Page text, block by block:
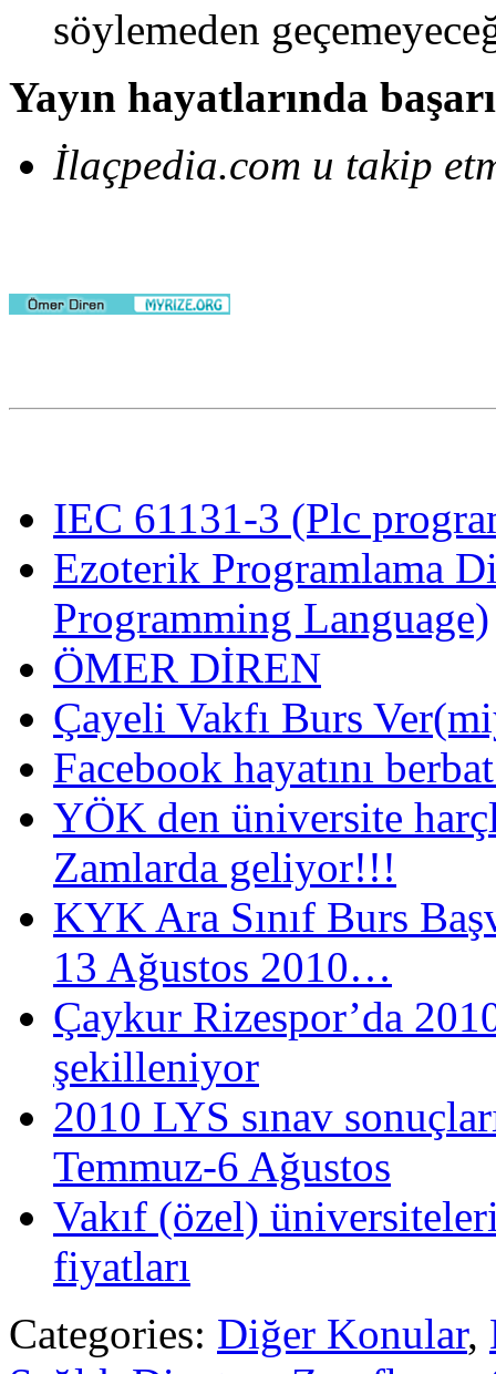
söylemeden
Yayın hayatlarında
İlaçpedia.com u takip
IEC 61131-3 (Plc
Ezoterik Programlama
Programming Language)
ÖMER DİREN
Çayeli Vakfı Burs
Facebook hayatını
YÖK den üniversite
Zamlarda geliyor!!!
KYK Ara Sınıf Burs
13 Ağustos 2010…
Çaykur Rizespor’da
şekilleniyor
2010 LYS sınav
Temmuz-6 Ağustos
Vakıf (özel)
fiyatları
Categories: Diğer Konular,